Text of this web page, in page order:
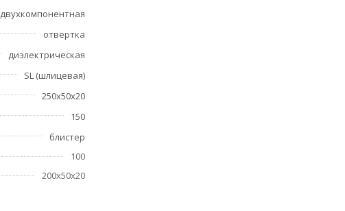
двухкомпонентная
отвертка
диэлектрическая
SL (шлицевая)
250х50х20
150
блистер
100
200х50х20